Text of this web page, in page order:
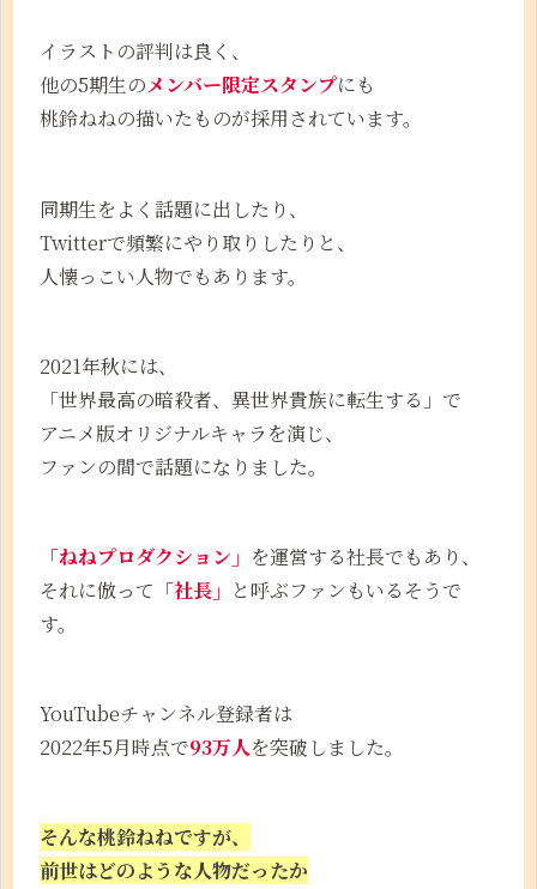
イラストの評判は良く、
他の5期生のメンバー限定スタンプにも
桃鈴ねねの描いたものが採用されています。
同期生をよく話題に出したり、
Twitterで頻繁にやり取りしたりと、
人懐っこい人物でもあります。
2021年秋には、
「世界最高の暗殺者、異世界貴族に転生する」で
アニメ版オリジナルキャラを演じ、
ファンの間で話題になりました。
「ねねプロダクション」 を運営する社長でもあり、
それに倣って 「社長」 と呼ぶファンもいるそうで
す。
YouTubeチャンネル登録者は
2022年5月時点で93万人を突破しました。
そんな桃鈴ねねですが、
前世はどのような人物だったか